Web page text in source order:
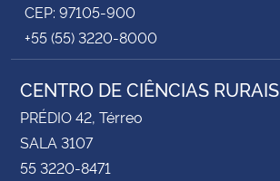
CEP: 97105-900
+55 (55) 3220-8000
CENTRO DE CIÊNCIAS RURAIS
PRÉDIO 42, Térreo
SALA 3107
55 3220-8471